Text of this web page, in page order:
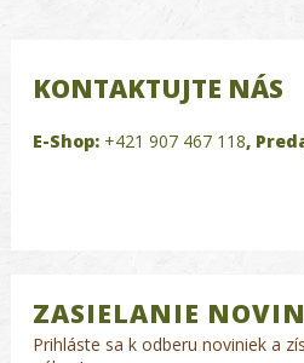
KONTAKTUJTE NÁS
E-Shop: +421 907 467 118,
ZASIELANIE
Prihláste sa k odberu noviniek a